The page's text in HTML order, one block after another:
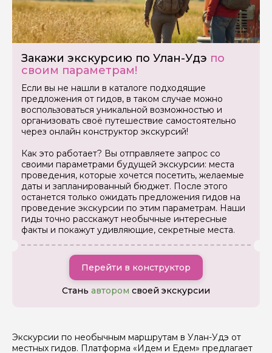
Закажи экскурсию по Улан-Удэ по
своим параметрам!
Если вы не нашли в каталоге подходящие
предложения от гидов, в таком случае можно
воспользоваться уникальной возможностью и
организовать своё путешествие самостоятельно
через онлайн конструктор экскурсий!
Как это работает? Вы отправляете запрос со
своими параметрами будущей экскурсии: места
проведения, которые хочется посетить, желаемые
даты и запланированный бюджет. После этого
останется только ожидать предложения гидов на
проведение экскурсии по этим параметрам. Наши
гиды точно расскажут необычные интересные
факты и покажут удивляющие, секретные места.
Перейти в конструктор
Стань автором своей экскурсии
Экскурсии по необычным маршрутам в Улан-Удэ от
местных гидов. Платформа «Идем и Едем» предлагает
Как вас зовут
Ваша электронная почта
Ваш номер телефона
Если у вас есть интересующие вопросы, можете их
задать
Отправить